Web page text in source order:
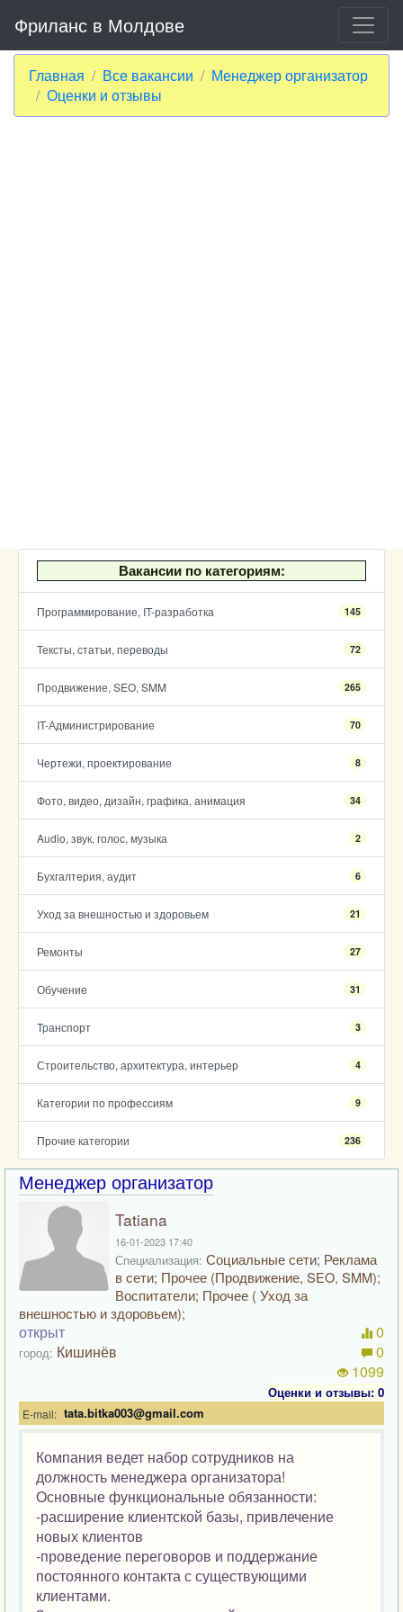
Фриланс в Молдове
Главная Все вакансии
Менеджер организатор
Оценки и отзывы
Вакансии по категориям:
Программирование, IT-разработка 145
Тексты, статьи, переводы 72
Продвижение, SEO, SMM 265
IT-Администрирование 70
Чертежи, проектирование 8
Фото, видео, дизайн, графика, анимация 34
Audio, звук, голос, музыка 2
Бухгалтерия, аудит 6
Уход за внешностью и здоровьем 21
Ремонты 27
Обучение 31
Транспорт 3
Строительство, архитектура, интерьер 4
Категории по профессиям 9
Прочие категории 236
Менеджер организатор
Tatiana
16-01-2023 17:40
Специализация: Социальные сети; Реклама
в сети; Прочее (Продвижение, SEO, SMM);
Воспитатели; Прочее ( Уход за
внешностью и здоровьем);
открыт
город: Кишинёв
0
0
1099
Оценки и отзывы: 0
E-mail: tata.bitka003@gmail.com
Компания ведет набор сотрудников на
должность менеджера организатора!
Основные функциональные обязанности:
-расширение клиентской базы, привлечение
новых клиентов
-проведение переговоров и поддержание
постоянного контакта с существующими
клиентами.